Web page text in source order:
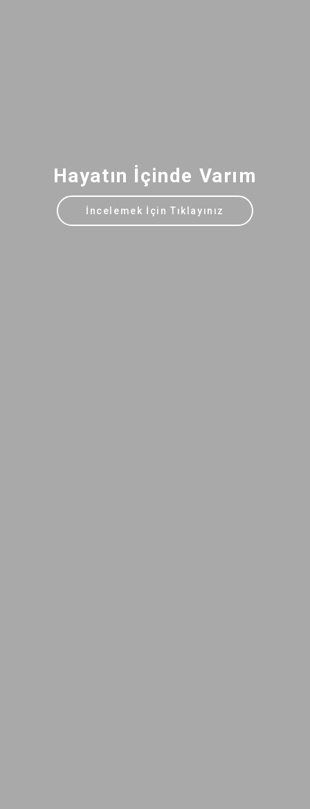
Hayatın İçinde Varım
İncelemek İçin Tıklayınız